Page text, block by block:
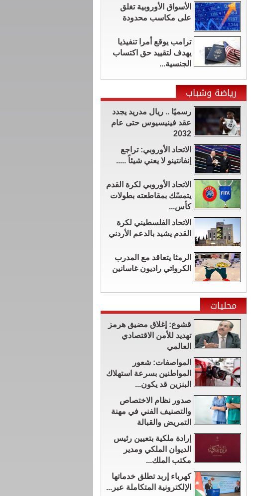
الأسواق الأوروبية تغلق
على مكاسب محدودة
ترامب يوقع أمرا تنفيذيا
يهدف لتقييد حق اكتساب
الجنسية...
رياضة وشباب
رسميًا .. ريال مدريد يجدد
عقد فينيسيوس حتى عام
2032
الاتحاد الأوروبي: تراجع
إنفانتينو لا يعني شيئاً .....
الاتحاد الأوروبي لكرة القدم
يتمسّك بمقاطعته بطولات
كأس...
الاتحاد الفلسطيني لكرة
القدم يشيد بالدعم الأردني
الرمثا يتعاقد مع المدرب
الكرواتي راديون غاسانين
محليات
قشوع: إغلاق مضيق هرمز
تهديد للأمن الاقتصادي
العالمي
المواصفات: شعور
المواطنين بسرعة استهلاك
البنزين قد يكون...
صدور نظام الاختصاص
والتصنيف الفني في مهنة
التمريض والقبالة
إرادة ملكية بتعيين رئيس
الديوان الملكي ومدير
مكتب الملك...
كهرباء إربد تطلق خدماتها
الإلكترونية المتكاملة عبر...